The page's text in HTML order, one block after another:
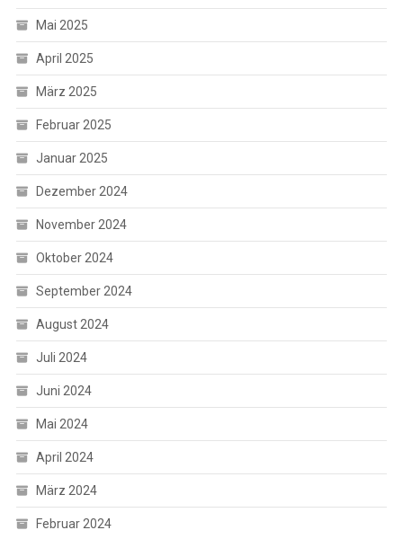
Mai 2025
April 2025
März 2025
Februar 2025
Januar 2025
Dezember 2024
November 2024
Oktober 2024
September 2024
August 2024
Juli 2024
Juni 2024
Mai 2024
April 2024
März 2024
Februar 2024